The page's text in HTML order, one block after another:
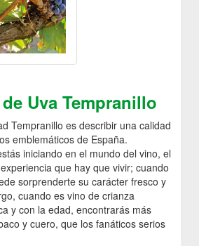
Uva Tempranillo
Tempranillo es describir una calidad
emblemáticos de España.
iniciando en el mundo del vino, el
que hay que vivir; cuando
sorprenderte su carácter fresco y
cuando es vino de crianza
y con la edad, encontrarás más
y cuero, que los fanáticos serios